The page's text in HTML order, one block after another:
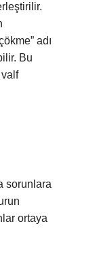
adı
Bu
sorunlara
ortaya